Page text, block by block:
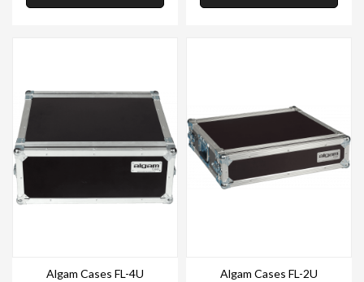
Algam Cases FL-4U Algam Cases FL-2U